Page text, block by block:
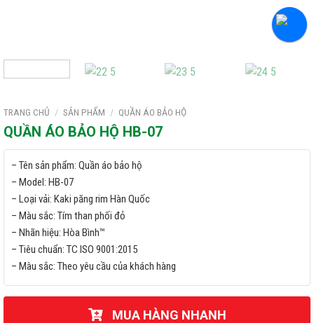
TRANG CHỦ / SẢN PHẨM / QUẦN ÁO BẢO HỘ
QUẦN ÁO BẢO HỘ HB-07
– Tên sản phẩm: Quần áo bảo hộ
– Model: HB-07
– Loại vải: Kaki păng rim Hàn Quốc
– Màu sắc: Tím than phối đỏ
– Nhãn hiệu: Hòa Bình™
– Tiêu chuẩn: TC ISO 9001:2015
– Màu sắc: Theo yêu cầu của khách hàng
MUA HÀNG NHANH